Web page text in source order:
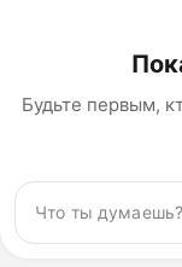
Будьте первым,